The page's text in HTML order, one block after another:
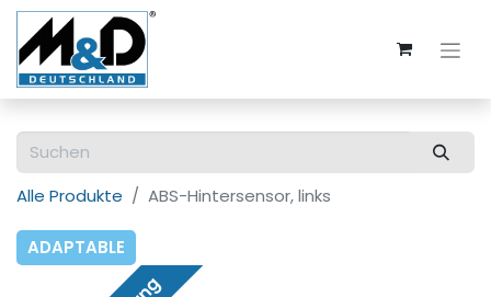
Alle Produkte ABS-Hintersensor, links
ADAPTABLE